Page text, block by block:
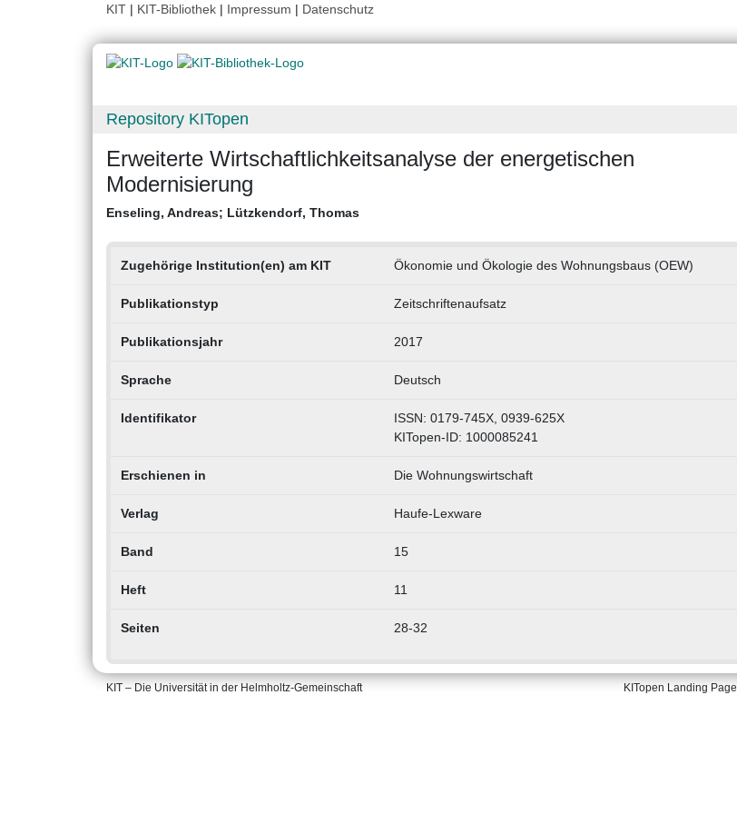
KIT | KIT-Bibliothek | Impressum | Datenschutz
Repository KITopen
Erweiterte Wirtschaftlichkeitsanalyse der energetischen
Modernisierung
Enseling, Andreas; Lützkendorf, Thomas
Zugehörige Institution(en) am KIT Ökonomie und Ökologie des Wohnungsbaus (OEW)
Publikationstyp Zeitschriftenaufsatz
Publikationsjahr 2017
Sprache Deutsch
Identifikator
ISSN: 0179-745X, 0939-625X
KITopen-ID: 1000085241
Erschienen in Die Wohnungswirtschaft
Verlag Haufe-Lexware
Band 15
Heft 11
Seiten 28-32
KIT – Die Universität in der Helmholtz-Gemeinschaft KITopen Landing Page